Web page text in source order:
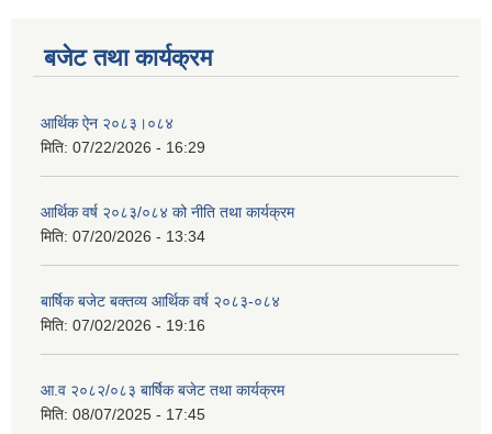
बजेट तथा कार्यक्रम
आर्थिक ऐन २०८३।०८४
मिति: 07/22/2026 - 16:29
आर्थिक वर्ष २०८३/०८४ को नीति तथा कार्यक्रम
मिति: 07/20/2026 - 13:34
बार्षिक बजेट बक्तव्य आर्थिक वर्ष २०८३-०८४
मिति: 07/02/2026 - 19:16
आ.व २०८२/०८३ बार्षिक बजेट तथा कार्यक्रम
मिति: 08/07/2025 - 17:45